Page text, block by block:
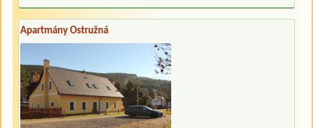
Apartmány Ostružná